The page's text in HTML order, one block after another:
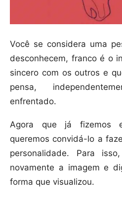
Você se considera uma
desconhecem, franco é o
sincero com os outros e
pensa,
enfrentado.
Agora que já fizemos
queremos convidá-lo a
personalidade. Para
novamente a imagem e
forma que visualizou.